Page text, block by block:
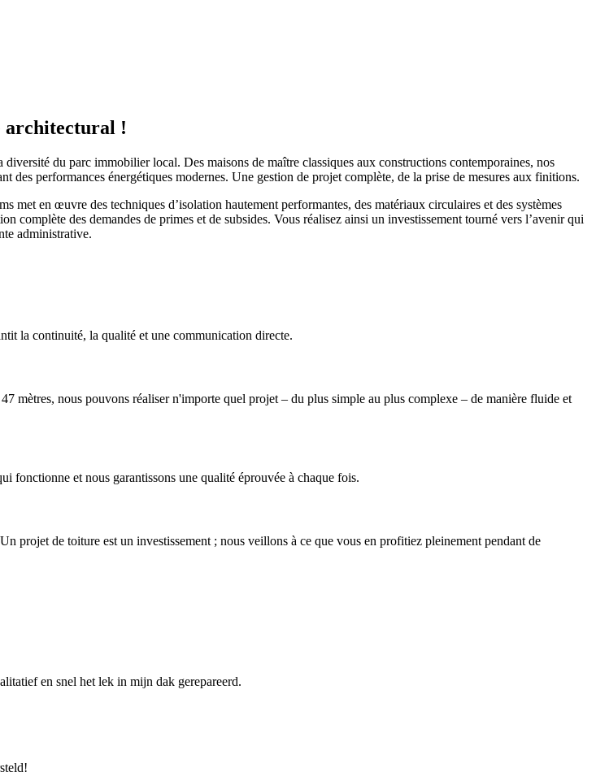
architectural !
du parc immobilier local. Des maisons de maître classiques aux constructions contemporaines, nos
des performances énergétiques modernes. Une gestion de projet complète, de la prise de mesures aux finitions.
met en œuvre des techniques d’isolation hautement performantes, des matériaux circulaires et des systèmes
des demandes de primes et de subsides. Vous réalisez ainsi un investissement tourné vers l’avenir qui
administrative.
la continuité, la qualité et une communication directe.
mètres, nous pouvons réaliser n'importe quel projet – du plus simple au plus complexe – de manière fluide et
fonctionne et nous garantissons une qualité éprouvée à chaque fois.
projet de toiture est un investissement ; nous veillons à ce que vous en profitiez pleinement pendant de
en snel het lek in mijn dak gerepareerd.